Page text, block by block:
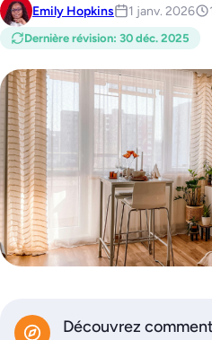
Emily Hopkins 1 janv. 2026
Dernière révision: 30 déc. 2025
Découvrez